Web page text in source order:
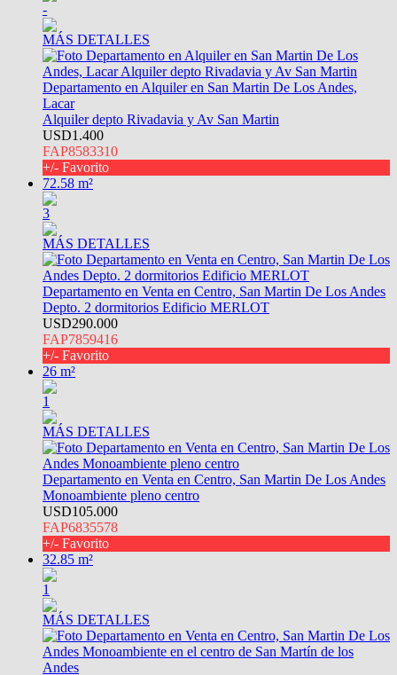
-
MÁS DETALLES
Departamento en Alquiler en San Martin De Los Andes,
Lacar
Alquiler depto Rivadavia y Av San Martin
USD1.400
FAP8583310
+/- Favorito
72.58 m²
3
MÁS DETALLES
Departamento en Venta en Centro, San Martin De Los Andes
Depto. 2 dormitorios Edificio MERLOT
USD290.000
FAP7859416
+/- Favorito
26 m²
1
MÁS DETALLES
Departamento en Venta en Centro, San Martin De Los Andes
Monoambiente pleno centro
USD105.000
FAP6835578
+/- Favorito
32.85 m²
1
MÁS DETALLES